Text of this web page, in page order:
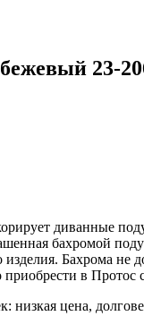
23-
диванные
бахромой
изделия. Бахрома
в Протос
цена,